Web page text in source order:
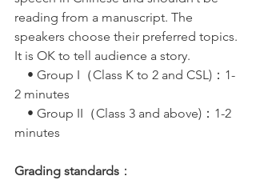
reading from a manuscript. The
speakers choose their preferred topics.
It is OK to tell audience a story.
2 minutes
minutes
Grading standards ：